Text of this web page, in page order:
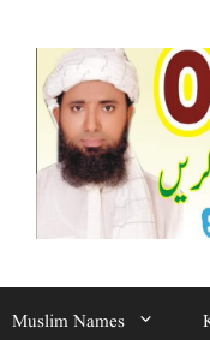
Muslim Names